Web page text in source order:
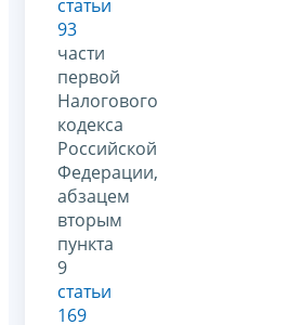
статьи
93
части
первой
Налогового
кодекса
Российской
Федерации,
абзацем
вторым
пункта
9
статьи
169